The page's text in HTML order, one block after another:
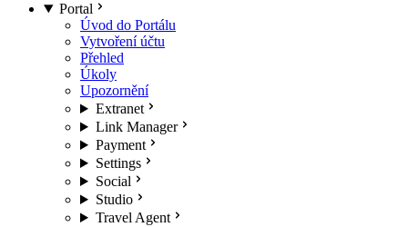
Portal
Úvod do Portálu
Vytvoření účtu
Přehled
Úkoly
Upozornění
Extranet
Link Manager
Payment
Settings
Social
Studio
Travel Agent